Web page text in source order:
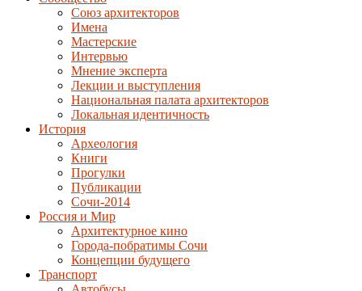
Союз архитекторов
Имена
Мастерские
Интервью
Мнение эксперта
Лекции и выступления
Национальная палата архитекторов
Локальная идентичность
История
Археология
Книги
Прогулки
Публикации
Сочи-2014
Россия и Мир
Архитектурное кино
Города-побратимы Сочи
Концепции будущего
Транспорт